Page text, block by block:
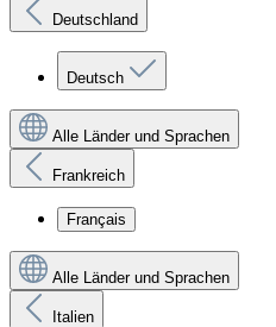
Deutschland
Deutsch
Alle Länder und Sprachen
Frankreich
Français
Alle Länder und Sprachen
Italien